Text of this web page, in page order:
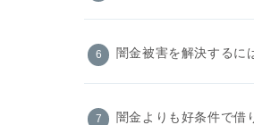
闇金被害を解決するに
闇金よりも好条件で借